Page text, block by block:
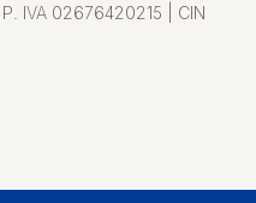
| P. IVA 02676420215 | CIN